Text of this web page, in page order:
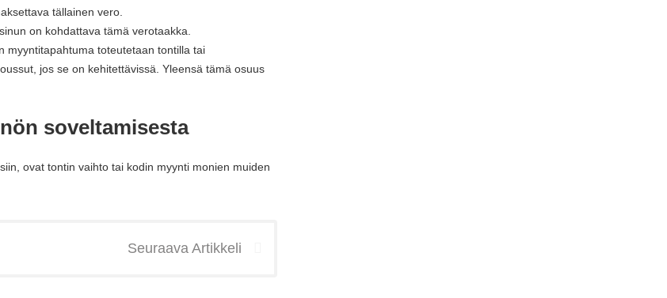
tällainen vero.
on kohdattava tämä verotaakka.
myyntitapahtuma toteutetaan tontilla tai
jos se on kehitettävissä. Yleensä tämä osuus
soveltamisesta
ovat tontin vaihto tai kodin myynti monien muiden
Seuraava Artikkeli